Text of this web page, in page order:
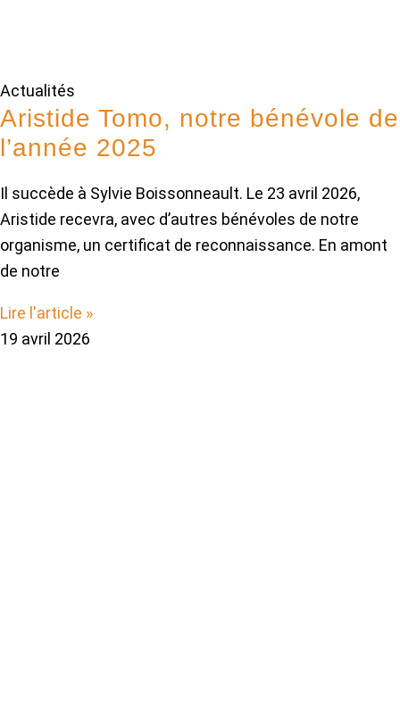
Actualités
Aristide Tomo, notre bénévole de
l’année 2025
Il succède à Sylvie Boissonneault. Le 23 avril 2026,
Aristide recevra, avec d’autres bénévoles de notre
organisme, un certificat de reconnaissance. En amont
de notre
Lire l'article »
19 avril 2026